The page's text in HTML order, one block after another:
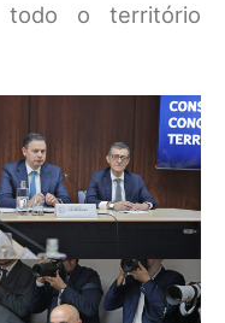
todo o território